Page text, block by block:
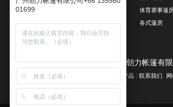
体育赛事篷
膜结构
体育馆膜结构 各式篷房
广州朝力帐篷有限
篷房产品 联系我们
01699